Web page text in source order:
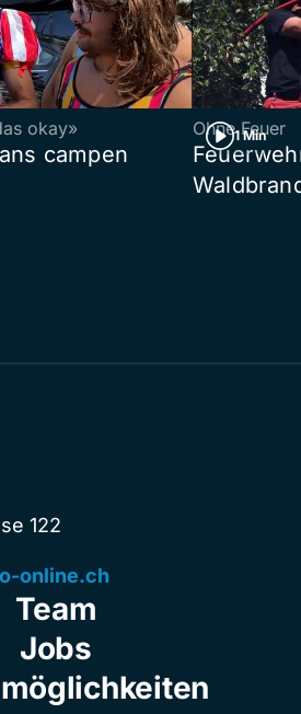
okay»
campen
1 Min
Ohne Feuer
122
online.ch
Team
Jobs